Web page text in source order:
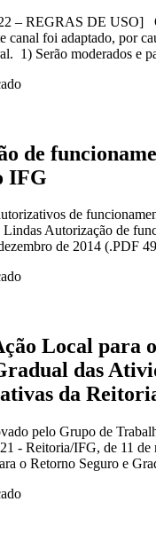
– REGRAS DE USO]
canal foi adaptado, por
1) Serão moderados e
de
IFG
de
Autorização de
de 2014 (.PDF
Local para
das
da
pelo Grupo de
- Reitoria/IFG, de 11 de
o Retorno Seguro e